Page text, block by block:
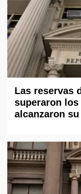
Las reservas
superaron los
alcanzaron